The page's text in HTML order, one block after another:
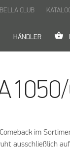
HÄNDLER shopping_basket
CLUB
im
ausschließlich